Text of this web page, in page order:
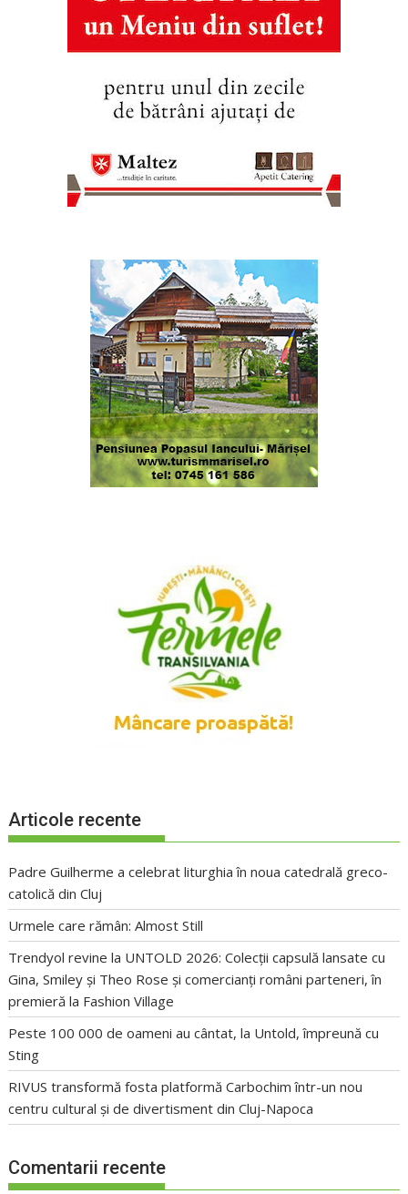
Articole recente
Padre Guilherme a celebrat liturghia în noua catedrală greco-
catolică din Cluj
Urmele care rămân: Almost Still
Trendyol revine la UNTOLD 2026: Colecții capsulă lansate cu
Gina, Smiley și Theo Rose și comercianți români parteneri, în
premieră la Fashion Village
Peste 100 000 de oameni au cântat, la Untold, împreună cu
Sting
RIVUS transformă fosta platformă Carbochim într-un nou
centru cultural și de divertisment din Cluj-Napoca
Comentarii recente